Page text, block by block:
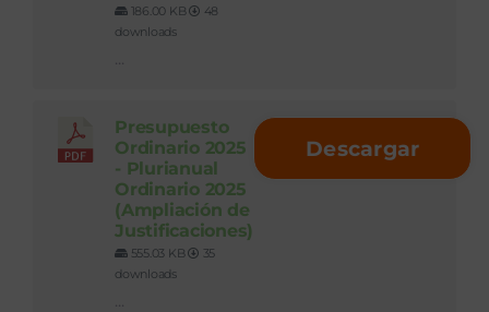
186.00 KB
48
downloads
...
Presupuesto
Ordinario 2025
- Plurianual
Ordinario 2025
(Ampliación de
Justificaciones)
555.03 KB
35
downloads
...
Descargar